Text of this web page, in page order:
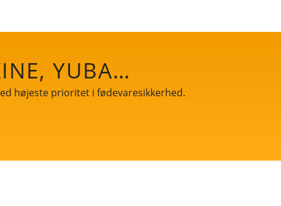
YUBA
/ LEDER
PRIORITET
højeste prioritet i fødevaresikkerhed.